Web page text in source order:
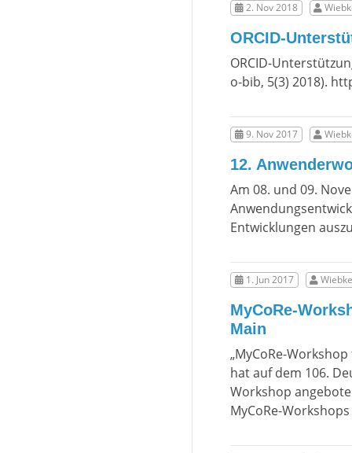
2. Nov 2018
ORCID-
ORCID-
o-bib, 5(3) 2018).
9. Nov 2017
12.
Am 08. und 09.
Entwicklungen
1. Jun 2017
MyCoRe-
Main
„MyCoRe-
hat auf dem 106.
Workshop
MyCoRe-